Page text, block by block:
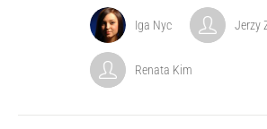
Iga Nyc Jerzy
Renata Kim